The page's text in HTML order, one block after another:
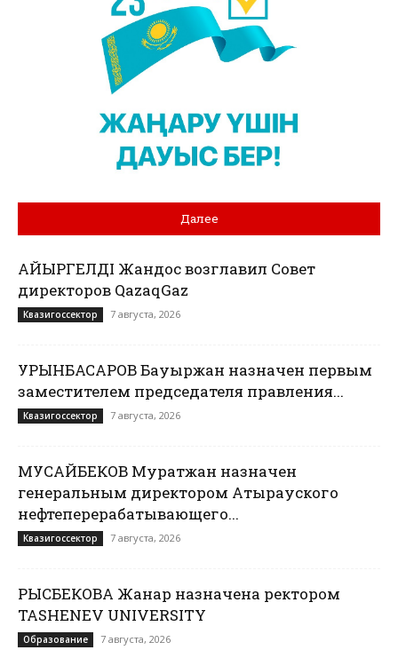
Далее
ҚАЙЫРГЕЛДІ Жандос возглавил Совет
директоров QazaqGaz
Квазигоссектор 7 августа, 2026
УРЫНБАСАРОВ Бауыржан назначен первым
заместителем председателя правления...
Квазигоссектор 7 августа, 2026
МУСАЙБЕКОВ Муратжан назначен
генеральным директором Атырауского
нефтеперерабатывающего...
Квазигоссектор 7 августа, 2026
РЫСБЕКОВА Жанар назначена ректором
TASHENEV UNIVERSITY
Образование 7 августа, 2026